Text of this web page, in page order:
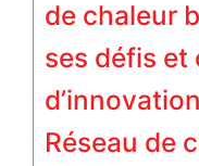
de chaleur
ses défis
d’innovation
Réseau de